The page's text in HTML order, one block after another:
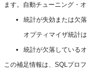
ます。自動チューニング・
統計が失効または欠
オプティマイザ統計
統計が欠落している
この補足情報は、SQLプロ